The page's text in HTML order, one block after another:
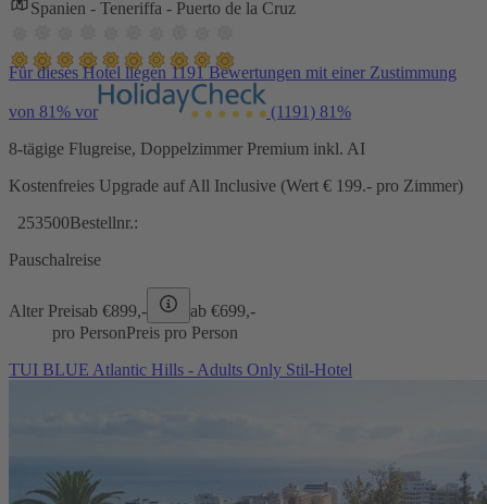
Spanien - Teneriffa - Puerto de la Cruz
Für dieses Hotel liegen 1191 Bewertungen mit einer Zustimmung
von 81% vor (1191) 81%
8-tägige Flugreise, Doppelzimmer Premium inkl. AI
Kostenfreies Upgrade auf All Inclusive (Wert € 199.- pro Zimmer)
253500Bestellnr.:
Pauschalreise
Alter Preisab €899,- ab €699,-
pro PersonPreis pro Person
TUI BLUE Atlantic Hills - Adults Only Stil-Hotel